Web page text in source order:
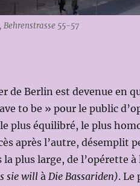
Behrenstrasse 55-57
de Berlin est devenue en
to be » pour le public
plus équilibré, le plus
après l’autre, désemplit
plus large, de l’opérette à
sie willà Die Bassariden). Le